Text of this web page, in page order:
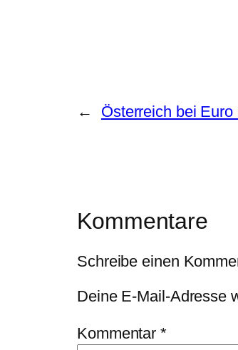
← Österreich bei Euro
Kommentare
Schreibe einen
Deine E-Mail-Adresse
Kommentar*